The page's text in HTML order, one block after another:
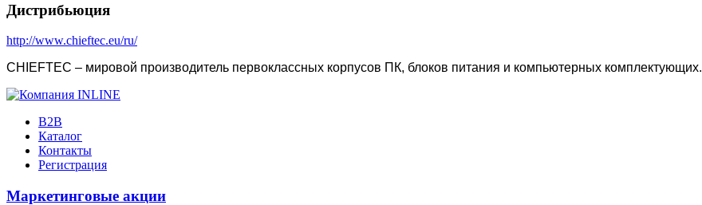
Дистрибьюция
http://www.chieftec.eu/ru/
CHIEFTEC – мировой производитель первоклассных корпусов ПК, блоков питания и компьютерных комплектующих.
B2B
Каталог
Контакты
Регистрация
Маркетинговые акции